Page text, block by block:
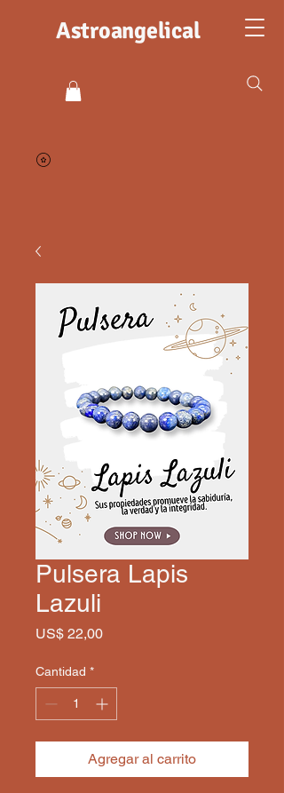
Astroangelical
Pulsera Lapis
Lazuli
US$ 22,00Precio
Cantidad *
Agregar al carrito